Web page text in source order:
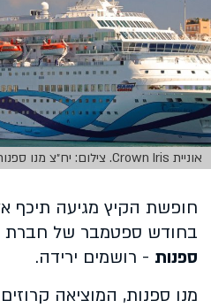
אוניית Crown Iris. צילום: יח״צ מנו ספנות
חופשת הקיץ מגיעה תיכף
בחודש ספטמבר של חברת
ספנות - רושמים ירידה.
מנו ספנות, המוציאה